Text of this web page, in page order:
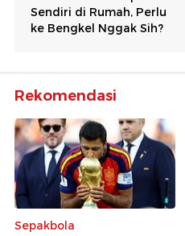
Rekomendasi
Sepakbola